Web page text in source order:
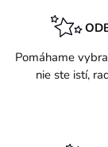
Pomáhame
nie ste istí,